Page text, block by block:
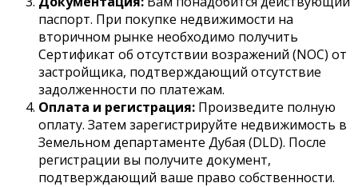
паспорт. При покупке недвижимости на
вторичном рынке необходимо получить
Сертификат об отсутствии возражений (NOC) от
застройщика, подтверждающий отсутствие
задолженности по платежам.
Оплата и регистрация: Произведите полную
оплату. Затем зарегистрируйте недвижимость в
Земельном департаменте Дубая (DLD). После
регистрации вы получите документ,
подтверждающий ваше право собственности.